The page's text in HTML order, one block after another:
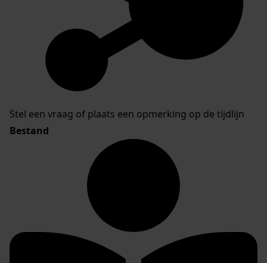
Stel een vraag of plaats een opmerking op de tijdlijn
Bestand